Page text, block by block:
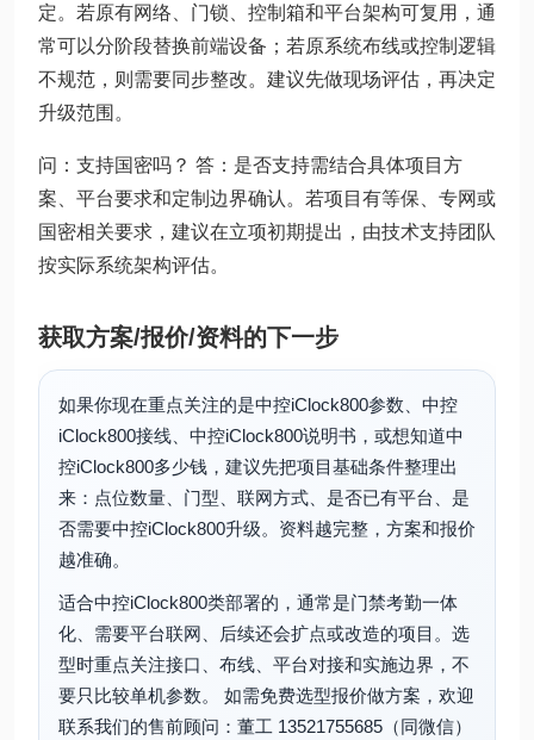
定。若原有网络、门锁、控制箱和平台架构可复用，通
常可以分阶段替换前端设备；若原系统布线或控制逻辑
不规范，则需要同步整改。建议先做现场评估，再决定
升级范围。
问：支持国密吗？ 答：是否支持需结合具体项目方
案、平台要求和定制边界确认。若项目有等保、专网或
国密相关要求，建议在立项初期提出，由技术支持团队
按实际系统架构评估。
获取方案/报价/资料的下一步
如果你现在重点关注的是中控iClock800参数、中控
iClock800接线、中控iClock800说明书，或想知道中
控iClock800多少钱，建议先把项目基础条件整理出
来：点位数量、门型、联网方式、是否已有平台、是
否需要中控iClock800升级。资料越完整，方案和报价
越准确。
适合中控iClock800类部署的，通常是门禁考勤一体
化、需要平台联网、后续还会扩点或改造的项目。选
型时重点关注接口、布线、平台对接和实施边界，不
要只比较单机参数。 如需免费选型报价做方案，欢迎
联系我们的售前顾问：董工 13521755685（同微信）